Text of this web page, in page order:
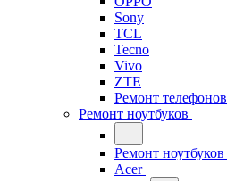
Sony
TCL
Tecno
Vivo
ZTE
Ремонт телефонов
Ремонт ноутбуков
Ремонт ноутбуков
Acer